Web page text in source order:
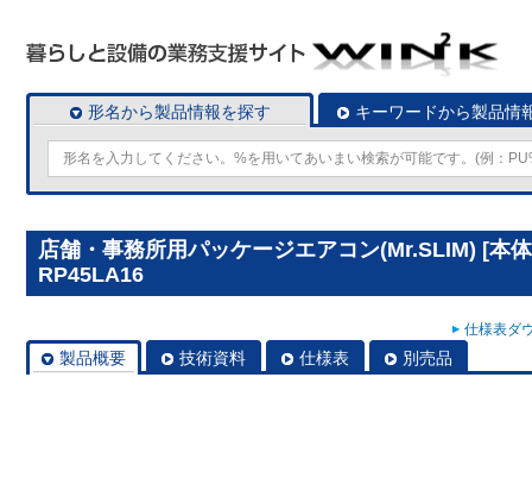
形名から製品情報を探す キーワードから製品情
店舗・事務所用パッケージエアコン(Mr.SLIM) [本
RP45LA16
仕様表ダ
製品概要 技術資料 仕様表 別売品